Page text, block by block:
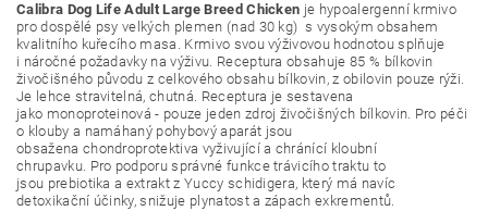
Calibra Dog Life Adult Large Breed Chicken je hypoalergenní krmivo
pro dospělé psy velkých plemen (nad 30 kg) s vysokým obsahem
kvalitního kuřecího masa. Krmivo svou výživovou hodnotou splňuje
i náročné požadavky na výživu. Receptura obsahuje 85 % bílkovin
živočišného původu z celkového obsahu bílkovin, z obilovin pouze rýži.
Je lehce stravitelná, chutná. Receptura je sestavena
jako monoproteinová - pouze jeden zdroj živočišných bílkovin. Pro péči
o klouby a namáhaný pohybový aparát jsou
obsažena chondroprotektiva vyživující a chránící kloubní
chrupavku. Pro podporu správné funkce trávicího traktu to
jsou prebiotika a extrakt z Yuccy schidigera, který má navíc
detoxikační účinky, snižuje plynatost a zápach exkrementů.